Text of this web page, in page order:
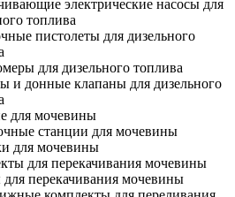
электрические насосы для
топлива
пистолеты для дизельного
для дизельного топлива
и донные клапаны для дизельного
для мочевины
станции для мочевины
для мочевины
для перекачивания мочевины
перекачивания мочевины